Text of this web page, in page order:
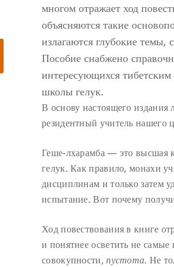
многом отражает ход
объясняются такие
излагаются глубокие
Пособие снабжено
интересующихся
школы гелук.
В основу настоящего издания
резидентный учитель нашего
Геше-лхарамба — это высшая
гелук. Как правило, монахи
дисциплинам и только затем
испытание. Вот почему
Ход повествования в книге
и понятнее осветить не
совокупности,пустота. Не